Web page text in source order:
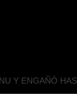
Y ENGAÑÓ